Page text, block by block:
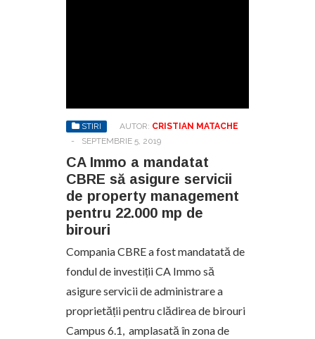
STIRI AUTOR: CRISTIAN MATACHE
-
SEPTEMBRIE 5, 2019
CA Immo a mandatat
CBRE să asigure servicii
de property management
pentru 22.000 mp de
birouri
Compania CBRE a fost mandatată de
fondul de investiții CA Immo să
asigure servicii de administrare a
proprietății pentru clădirea de birouri
Campus 6.1, amplasată în zona de